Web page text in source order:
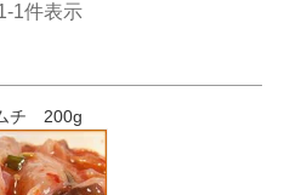
-1件表示
チ 200g